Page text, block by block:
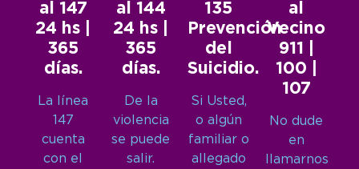
al 147
24 hs |
365
días.
La línea
147
cuenta
con el
al 144
24 hs |
365
días.
De la
violencia
se puede
salir.
135
Prevención
del
Suicidio.
Si Usted,
o algún
familiar o
allegado
al
Vecino
911 |
100 |
107
No dude
en
llamarnos